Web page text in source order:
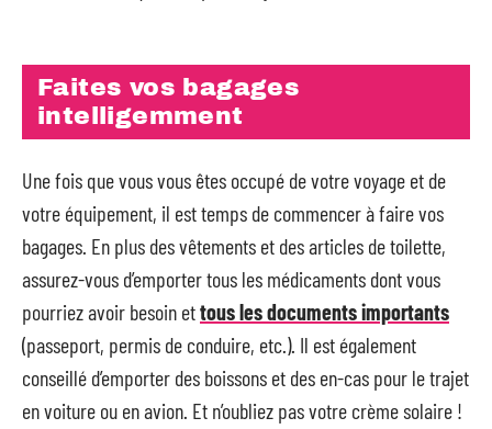
Faites vos bagages
intelligemment
Une fois que vous vous êtes occupé de votre voyage et de
votre équipement, il est temps de commencer à faire vos
bagages. En plus des vêtements et des articles de toilette,
assurez-vous d’emporter tous les médicaments dont vous
pourriez avoir besoin ettous les documents importants
(passeport, permis de conduire, etc.). Il est également
conseillé d’emporter des boissons et des en-cas pour le trajet
en voiture ou en avion. Et n’oubliez pas votre crème solaire !